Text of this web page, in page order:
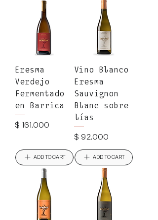
Eresma
Verdejo
Fermentado
en Barrica
Precio
$ 161.000
ADD TO CART
Vino Blanco
Eresma
Sauvignon
Blanc sobre
lías
Precio
$ 92.000
ADD TO CART